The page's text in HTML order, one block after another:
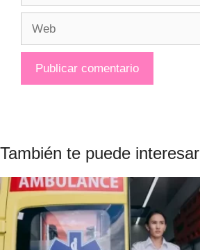
También te puede interesar